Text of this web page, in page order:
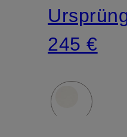
245 €